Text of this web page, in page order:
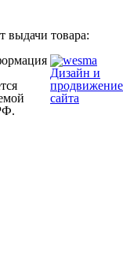
выдачи товара:
Дизайн и
продвижение
сайта